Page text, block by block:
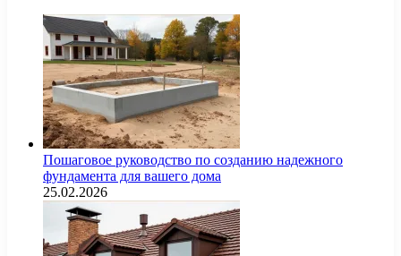
Пошаговое руководство по созданию надежного
фундамента для вашего дома
25.02.2026